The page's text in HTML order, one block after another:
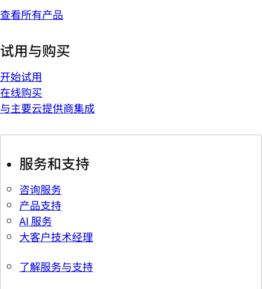
查看所有产品
试用与购买
开始试用
在线购买
与主要云提供商集成
服务和支持
咨询服务
产品支持
AI 服务
大客户技术经理
了解服务与支持